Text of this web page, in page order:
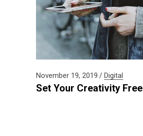
November 19, 2019 Digital
Set Your Creativity Free